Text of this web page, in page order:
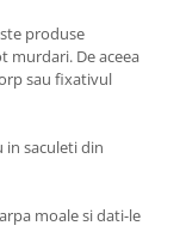
produse
murdari. De aceea
sau fixativul
in saculeti din
moale si dati-le